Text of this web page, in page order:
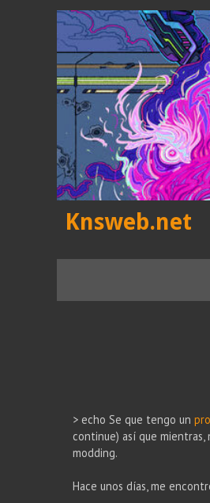
Skip
content
Knsweb.net
> echo Se que tengo un
continue) así que
modding.
Hace unos días, me